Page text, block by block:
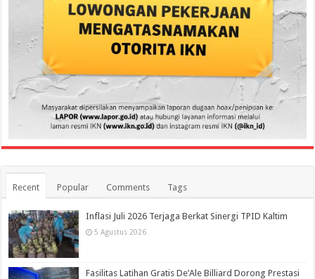
Recent Popular Comments Tags
Inflasi Juli 2026 Terjaga Berkat Sinergi TPID Kaltim
5 Agustus 2026
Fasilitas Latihan Gratis De’Ale Billiard Dorong Prestasi